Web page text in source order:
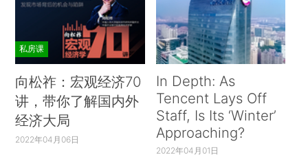
私房课
向松祚：宏观经济70
讲，带你了解国内外
经济大局
2022年04月06日
In Depth: As
Tencent Lays Off
Staff, Is Its ‘Winter’
Approaching?
2022年04月01日